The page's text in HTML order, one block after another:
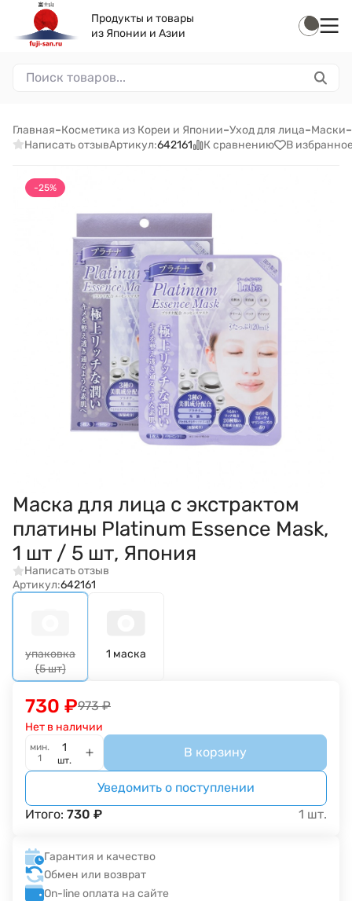
Продукты и товары
из Японии и Азии
Главная–Косметика из Кореи и Японии–Уход для лица–Маски–
Написать отзывАртикул:642161 К сравнению В
-25%
Маска для лица с экстрактом
платины Platinum Essence Mask,
1 шт / 5 шт, Япония
Написать отзыв
Артикул:642161
упаковка
(5 шт)
1 маска
973 ₽
730 ₽
Нет в наличии
мин.
1
шт.
В корзину
Уведомить о поступлении
Итого: 730 ₽ 1 шт.
Гарантия и качество
Обмен или возврат
On-line оплата на сайте